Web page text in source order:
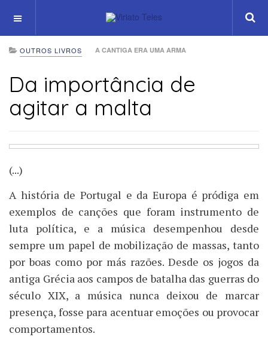
OFF CANVAS
OUTROS LIVROS A CANTIGA ERA UMA ARMA
Da importância de
agitar a malta
(...)
Ahistória de Portugal e da Europa é pródiga em
exemplos de canções que foram instrumento de
luta política, e a música desempenhou desde
sempre um papel de mobilização de massas, tanto
por boas como por más razões. Desde os jogos da
antiga Grécia aos campos de batalha das guerras do
século XIX, a música nunca deixou de marcar
presença, fosse para acentuar emoções ou provocar
comportamentos.